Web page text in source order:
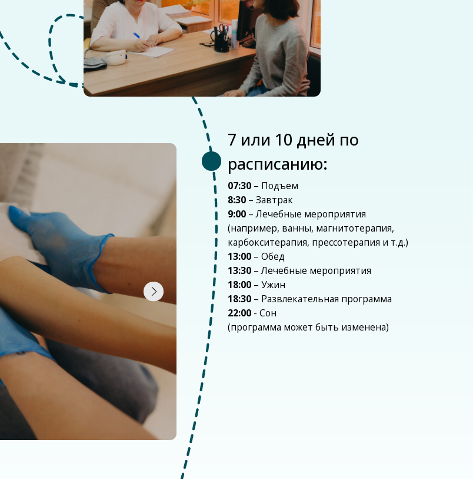
– Подъем
8:30– Завтрак
9:00– Лечебные мероприятия
(например, ванны, магнитотерапия,
карбокситерапия, прессотерапия и т.д.)
– Обед
– Лечебные мероприятия
18:00
– Ужин
– Развлекательная программа
- Сон
(программа может быть изменена)
7 или 10 дней по
расписанию:
Результаты программы
и выезд
Подводим итоги и фиксируем
результаты.